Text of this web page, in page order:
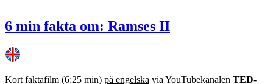
6 min fakta om: Ramses II
Kort faktafilm (6:25 min) på engelska via YouTubekanalen TED-